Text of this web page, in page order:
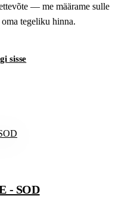
— me määrame sulle
oma tegeliku hinna.
sisse
- SOD